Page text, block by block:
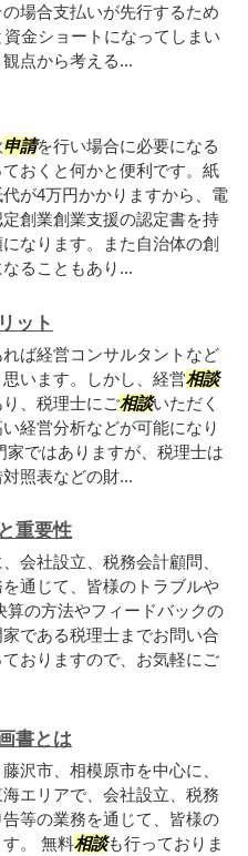
場合支払いが先行するため
金ショートになってしまい
点から考える...
申請を行い場合に必要になる
おくと何かと便利です。紙
が4万円かかりますから、電
創業創業支援の認定書を持
なります。また自治体の創
ることもあり...
ット
ば経営コンサルタントなど
います。しかし、経営相談
、税理士にご相談いただく
経営分析などが可能になり
家ではありますが、税理士は
照表などの財...
重要性
会社設立、税務会計顧問、
通じて、皆様のトラブルや
の方法やフィードバックの
である税理士までお問い合
おりますので、お気軽にご
書とは
沢市、相模原市を中心に、
エリアで、会社設立、税務
等の業務を通じて、皆様の
す。 無料相談も行っておりま